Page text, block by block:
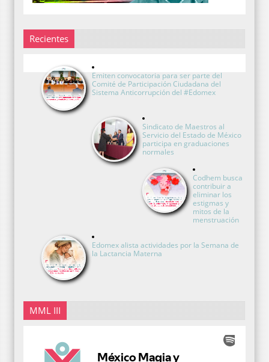
Recientes
Emiten convocatoria para ser parte del
Comité de Participación Ciudadana del
Sistema Anticorrupción del #Edomex
Sindicato de Maestros al
Servicio del Estado de México
participa en graduaciones
normales
Codhem busca
contribuir a
eliminar los
estigmas y
mitos de la
menstruación
Edomex alista actividades por la Semana de
la Lactancia Materna
MML III